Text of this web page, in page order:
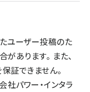
ユーザー投稿のた
あります。 また、
証できません。
パワー・インタラ